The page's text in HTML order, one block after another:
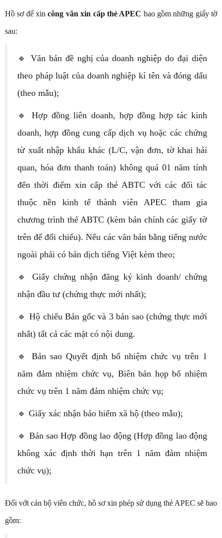
Hồ sơ để xincông văn xin cấp thẻ APEC bao gồm những giấy tờ
sau:
🔹 Văn bản đề nghị của doanh nghiệp do đại diện
theo pháp luật của doanh nghiệp kí tên và đóng dấu
(theo mẫu);
🔹 Hợp đồng liên doanh, hợp đồng hợp tác kinh
doanh, hợp đồng cung cấp dịch vụ hoặc các chứng
từ xuất nhập khẩu khác (L/C, vận đơn, tờ khai hải
quan, hóa đơn thanh toán) không quá 01 năm tính
đến thời điểm xin cấp thẻ ABTC với các đối tác
thuộc nền kinh tế thành viên APEC tham gia
chương trình thẻ ABTC (kèm bản chính các giấy tờ
trên để đối chiếu). Nếu các văn bản bằng tiếng nước
ngoài phải có bản dịch tiếng Việt kèm theo;
🔹 Giấy chứng nhận đăng ký kinh doanh/ chứng
nhận đầu tư (chứng thực mới nhất);
🔹 Hộ chiếu Bản gốc và 3 bản sao (chứng thực mới
nhất) tất cả các mặt có nội dung.
🔹 Bản sao Quyết định bổ nhiệm chức vụ trên 1
năm đảm nhiệm chức vụ, Biên bản họp bổ nhiệm
chức vụ trên 1 năm đảm nhiệm chức vụ;
🔹 Giấy xác nhận bảo hiểm xã hộ (theo mẫu);
🔹 Bản sao Hợp đồng lao động (Hợp đồng lao động
không xác định thời hạn trên 1 năm đảm nhiệm
chức vụ);
Đối với cán bộ viên chức, hồ sơ xin phép sử dụng thẻ APEC sẽ bao
gồm: